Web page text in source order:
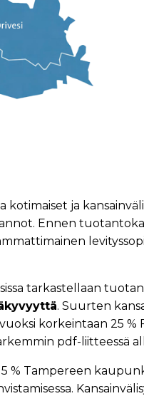
kotimaiset ja
Ennen
tarkastellaan
. Suurten
korkeintaan 25 %
pdf-liitteessä
% Tampereen